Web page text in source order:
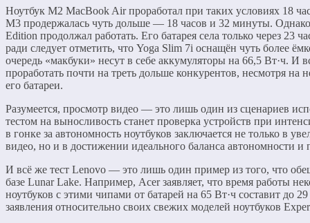
Ноутбук M2 MacBook Air проработал при таких условиях 18
M3 продержалась чуть дольше — 18 часов и 32 минуты.
Edition продолжал работать. Его батарея села только через 23
ради следует отметить, что Yoga Slim 7i оснащён чуть более
очередь «макбуки» несут в себе аккумуляторы на 66,5 Вт·ч. И
проработать почти на треть дольше конкурентов, несмотря на
его батареи.
Разумеется, просмотр видео — это лишь один из сценариев
тестом на выносливость станет проверка устройств при
в гонке за автономность ноутбуков заключается не только в
видео, но и в достижении идеального баланса автономности и
И всё же тест Lenovo — это лишь один пример из того, что
базе Lunar Lake. Например, Acer заявляет, что время работы
ноутбуков с этими чипами от батарей на 65 Вт·ч составит до
заявления относительно своих свежих моделей ноутбуков